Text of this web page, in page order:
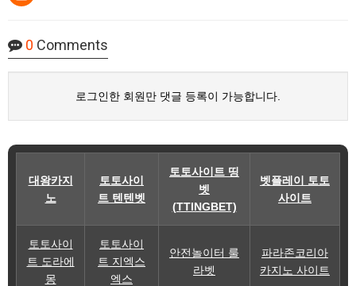
0 Comments
로그인한 회원만 댓글 등록이 가능합니다.
대왕카지
노
토토사이
트 텐텐벳
토토사이트 띵
벳
(TTINGBET)
벳플레이 토토
사이트
토토사이
트 도라에
몽
토토사이
트 지엑스
엑스
안전놀이터 룰
라벳
파라존코리아
카지노 사이트